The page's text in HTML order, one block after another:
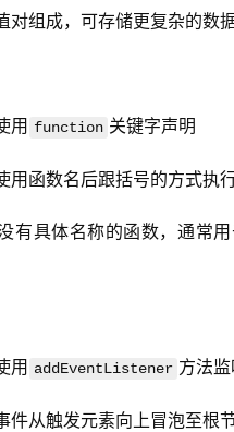
对组成，可存储更复杂的数
用 function 关键字声明
用函数名后跟括号的方式执
有具体名称的函数，通常
用 addEventListener 方法
件从触发元素向上冒泡至根